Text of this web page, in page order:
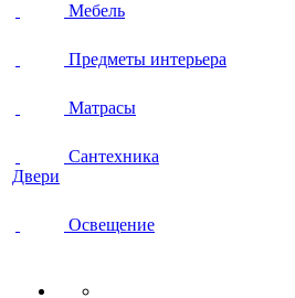
Мебель
Предметы интерьера
Матрасы
Сантехника
Двери
Освещение